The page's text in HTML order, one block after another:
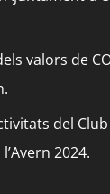
valors de
del Club
2024.